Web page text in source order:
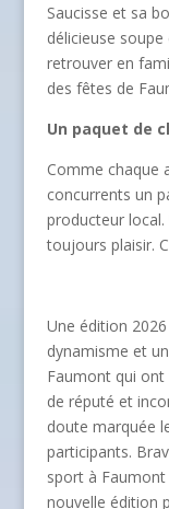
Saucisse et sa
délicieuse
retrouver en
des fêtes de
Un paquet de
Comme chaque
concurrents un
producteur
toujours plaisir.
Une édition
dynamisme et
Faumont qui
de réputé et
doute marquée
participants.
sport à
nouvelle édition